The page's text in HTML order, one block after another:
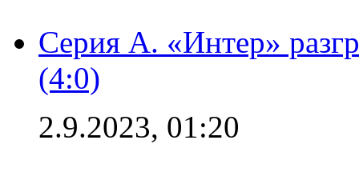
Серия А. «Интер»
(4:0)
2.9.2023, 01:20